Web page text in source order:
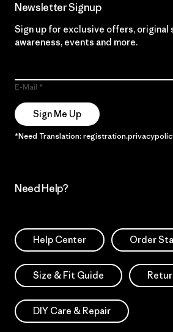
Newsletter Signup
Sign up for exclusive offers,
awareness, events and more.
E-Mail
Sign Me Up
*Need Translation:
Need Help?
Help Center Order
Size & Fit Guide
DIY Care & Repair